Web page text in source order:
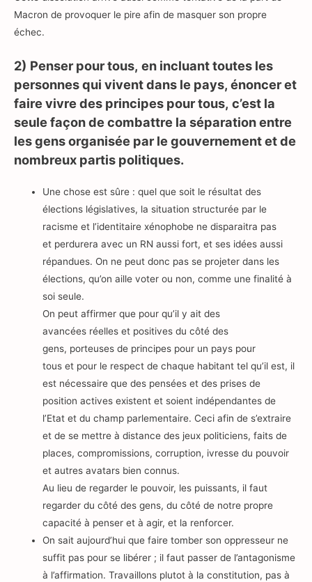
Macron de provoquer le pire afin de masquer son propre
échec.
2) Penser pour tous, en incluant toutes les
personnes qui vivent dans le pays, énoncer et
faire vivre des principes pour tous, c’est la
seule façon de combattre la séparation entre
les gens organisée par le gouvernement et de
nombreux partis politiques.
Une chose est sûre : quel que soit le résultat des
élections législatives, la situation structurée par le
racisme et l’identitaire xénophobe ne disparaitra pas
et perdurera avec un RN aussi fort, et ses idées aussi
répandues. On ne peut donc pas se projeter dans les
élections, qu’on aille voter ou non, comme une finalité à
soi seule.
On peut affirmer que pour qu’il y ait des
avancées réelles et positives du côté des
gens, porteuses de principes pour un pays pour
tous et pour le respect de chaque habitant tel qu’il est, il
est nécessaire que des pensées et des prises de
position actives existent et soient indépendantes de
l’Etat et du champ parlementaire. Ceci afin de s’extraire
et de se mettre à distance des jeux politiciens, faits de
places, compromissions, corruption, ivresse du pouvoir
et autres avatars bien connus.
Au lieu de regarder le pouvoir, les puissants, il faut
regarder du côté des gens, du côté de notre propre
capacité à penser et à agir, et la renforcer.
On sait aujourd’hui que faire tomber son oppresseur ne
suffit pas pour se libérer ; il faut passer de l’antagonisme
à l’affirmation. Travaillons plutot à la constitution, pas à